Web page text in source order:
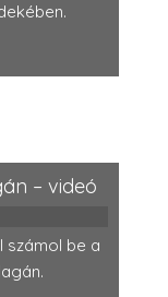
– videó
számol be a